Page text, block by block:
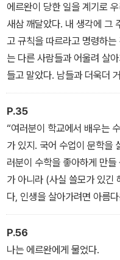
에르완이 당한 일을 계기로
새삼 깨달았다. 내 생각에 그
고 규칙을 따르라고 명령하
는 다른 사람들과 어울려 살
들고 말았다. 남들과 더욱더
힘은 더 심해질 것이다. 자,
다.
P.35
“여러분이 학교에서 배우는
가 있지. 국어 수업이 문학을
러분이 수학을 좋아하게 만
가 아니라 (사실 쓸모가 있긴
다, 인생을 살아가려면 아름
든 말든 그건 중요하지 않아.
해결하면서 기쁨을 느낄 수 있
P.56
나는 에르완에게 물었다.